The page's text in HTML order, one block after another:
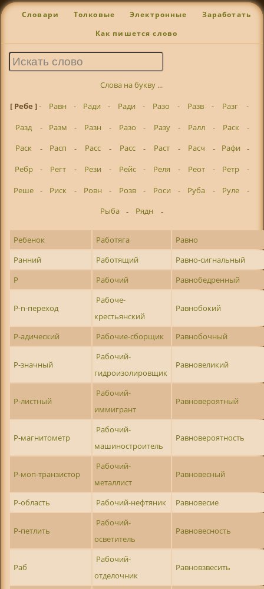
Словари Толковые Электронные Заработать
Как пишется слово
Слова на букву ...
[ Ребе ]- Равн - Ради - Ради - Разо - Разв - Разг
-
Разд
- Разм - Разн - Разо - Разу - Ралл - Раск
-
Раск
- Расп - Расс - Расс - Раст - Расч - Рафи
-
Ребр
- Регт - Рези - Рейс - Реля - Реот - Ретр
-
Реше
- Риск - Ровн - Розв - Роси - Руба - Руле
-
Рыба
- Рядн -
Ребенок Работяга
Равно
Ранний
Работящий
Равно-сигнальный
Р
Рабочий Равнобедренный
Р-n-переход
Рабоче-
крестьянский
Равнобокий
Р-адический Рабочие-сборщик Равнобочный
Р-значный
Рабочий-
гидроизолировщик
Равновеликий
Р-листный
Рабочий-
иммигрант
Равновероятный
Р-магнитометр
Рабочий-
машиностроитель
Равновероятность
Р-моп-транзистор
Рабочий-
металлист
Равновесный
Р-область Рабочий-нефтяник Равновесие
Р-петлить
Рабочий-
осветитель
Равновесность
Раб
Рабочий-
отделочник
Равновзвесить